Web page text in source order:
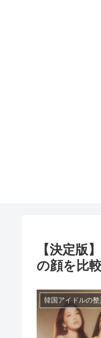
【決定版
の顔を比較
韓国アイドルの